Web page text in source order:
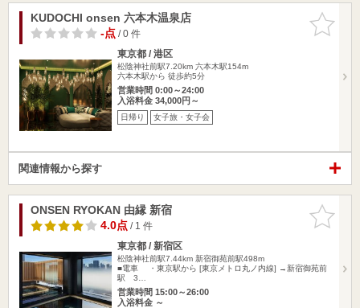
お気に入
りに追加
KUDOCHI onsen 六本木温泉店
-点/ 0 件
東京都 / 港区
松陰神社前駅7.20km 六本木駅154m
六本木駅から 徒歩約5分
営業時間 0:00～24:00
入浴料金 34,000円～
日帰り 女子旅・女子会
関連情報から探す
お気に入
りに追加
ONSEN RYOKAN 由縁 新宿
4.0点/ 1 件
東京都 / 新宿区
松陰神社前駅7.44km 新宿御苑前駅498m
■電車 ・東京駅から [東京メトロ丸ノ内線] →新宿御苑前
駅 3…
営業時間 15:00～26:00
入浴料金 ～